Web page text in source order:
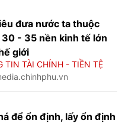
đưa nước ta thuộc
30 - 35 nền kinh tế lớn
giới
TIN TÀI CHÍNH - TIỀN TỆ
để ổn định, lấy ổn định